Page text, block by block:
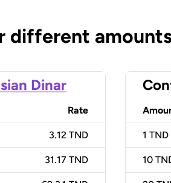
different
Dinar
Rate
3.12 TND
31.17 TND
1 TND
10